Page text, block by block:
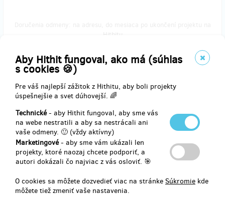
Aby Hithit fungoval, ako má (súhlas
s cookies 🍪)
Pre váš najlepší zážitok z Hithitu, aby boli projekty
úspešnejšie a svet dúhovejší. 🌈
Technické- aby Hithit fungoval, aby sme vás
na webe nestratili a aby sa nestrácali ani
vaše odmeny. 🙂 (vždy aktívny)
Marketingové- aby sme vám ukázali len
projekty, ktoré naozaj chcete podporiť, a
autori dokázali čo najviac z vás osloviť. 🎯
O cookies sa môžete dozvedieť viac na stránke Súkromie kde
môžete tiež zmeniť vaše nastavenia.
Hithitu
(647 Kč)
Kalendář s hodinou online tréninku
Kalendář Vám doručíme na Vaši adresu. Poděkujeme Vám a navíc
budete mít možnost si se mnou zacvičit. Pokud jste z Ústí nad
Labem, ráda Vás přivítám v našem centru osobně, až to bude
možné.